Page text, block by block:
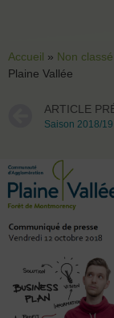
Accueil » Non classé
Plaine Vallée
ARTICLE